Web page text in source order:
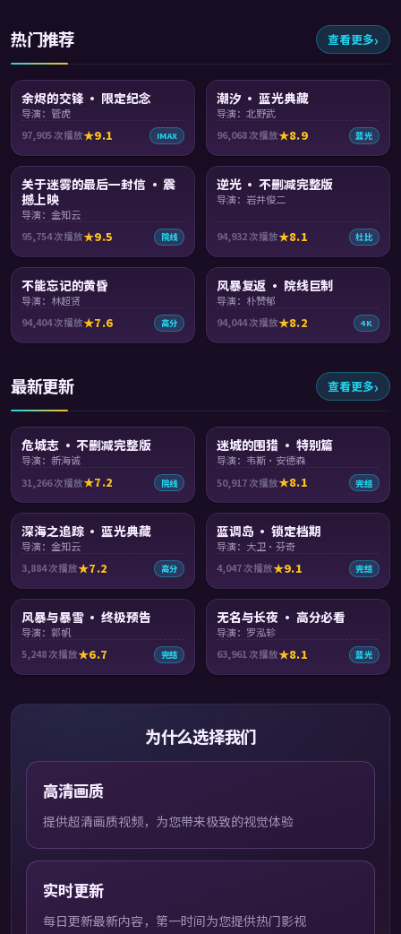
热门推荐 查看更多
余烬的交锋 · 限定纪念
导演：管虎
97,905 次播放 9.1 IMAX
潮汐 · 蓝光典藏
导演：北野武
96,068次播放 8.9 蓝光
关于迷雾的最后一封信 · 震
撼上映
导演：金知云
95,754次播放 9.5 院线
逆光 · 不删减完整版
导演：岩井俊二
94,932次播放 8.1 杜比
不能忘记的黄昏
导演：林超贤
94,404次播放 7.6 高分
风暴复返 · 院线巨制
导演：朴赞郁
94,044次播放 8.2 4K
最新更新 查看更多
危城志 · 不删减完整版
导演：新海诚
31,266次播放 7.2 院线
迷城的围猎 · 特别篇
导演：韦斯·安德森
50,917次播放 8.1 完结
深海之追踪 · 蓝光典藏
导演：金知云
3,884次播放 7.2 高分
蓝调岛 · 锁定档期
导演：大卫·芬奇
4,047次播放 9.1 完结
风暴与暴雪 · 终极预告
导演：郭帆
5,248 次播放 6.7 完结
无名与长夜 · 高分必看
导演：罗泓轸
63,961次播放 8.1 蓝光
为什么选择我们
高清画质
提供超清画质视频，为您带来极致的视觉体验
实时更新
每日更新最新内容，第一时间为您提供热门影视